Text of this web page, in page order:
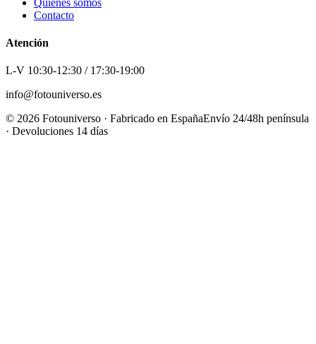
Contacto
Atención
L-V 10:30-12:30 / 17:30-19:00
info@fotouniverso.es
© 2026 Fotouniverso · Fabricado en EspañaEnvío 24/48h península
· Devoluciones 14 días